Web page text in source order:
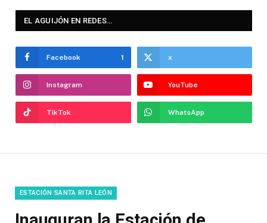
EL AGUIJÓN EN REDES…
Facebook 1 x
Instagram YouTube
TikTok WhatsApp
ESTACIÓN SANTA RITA LEÓN